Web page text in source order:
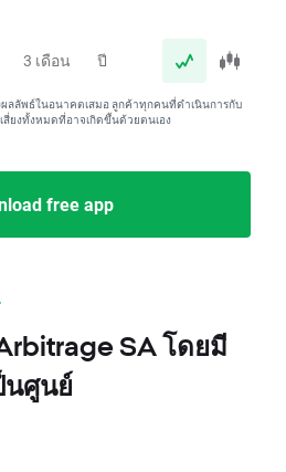
3 เดือน ปี
ลลัพธ์ในอนาคตเสมอ ลูกค้าทุกคนที่ดำเนินการกับ
ยงทั้งหมดที่อาจเกิดขึ้นด้วยตนเอง
free app
SA โดยมี
นศูนย์